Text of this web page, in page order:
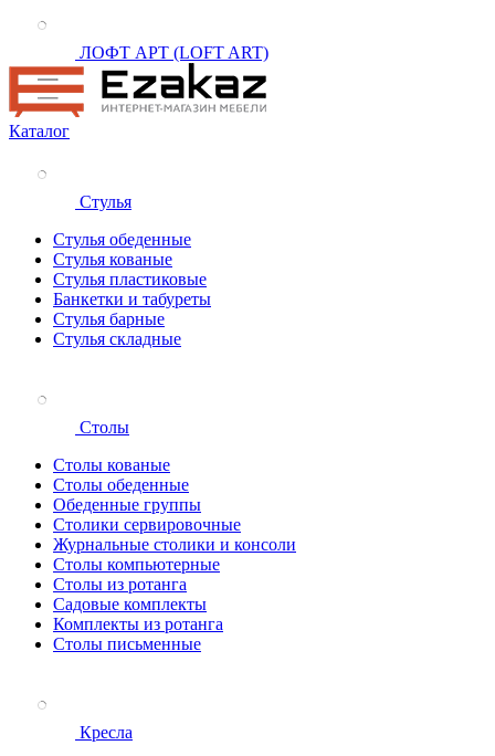
ЛОФТ АРТ (LOFT ART)
Каталог
Стулья
Стулья обеденные
Стулья кованые
Стулья пластиковые
Банкетки и табуреты
Стулья барные
Стулья складные
Столы
Столы кованые
Столы обеденные
Обеденные группы
Столики сервировочные
Журнальные столики и консоли
Столы компьютерные
Столы из ротанга
Садовые комплекты
Комплекты из ротанга
Столы письменные
Кресла